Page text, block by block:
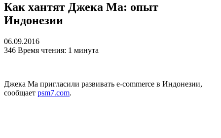
Как хантят Джека Ма: опыт
Индонезии
06.09.2016
346 Время чтения: 1 минута
Джека Ма пригласили развивать e-commerce в Индонезии,
сообщает psm7.com.